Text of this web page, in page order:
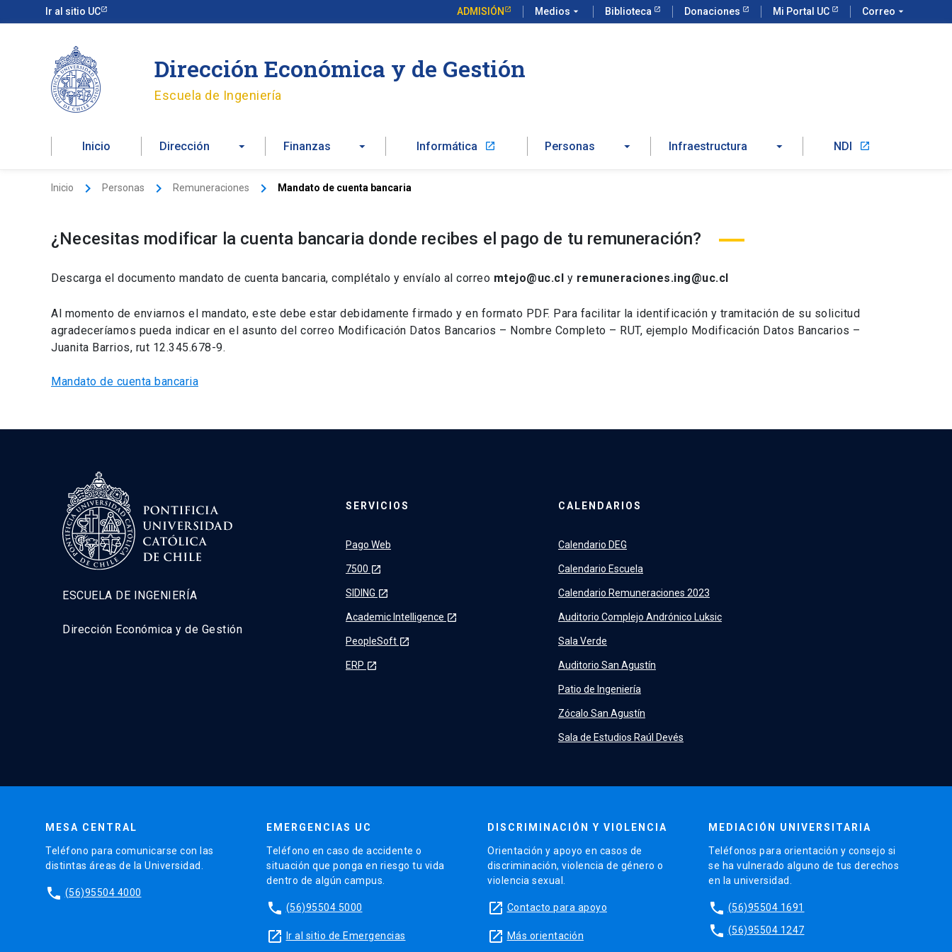
Ir al sitio UC ADMISIÓN Medios arrow_drop_down Biblioteca Donaciones Mi Portal UC Correo arrow_drop_down
al
Dirección Económica y de Gestión
Escuela de Ingeniería
Inicio Dirección Finanzas Informática launch Personas Infraestructura NDI launch
Inicio Personas Remuneraciones Mandato de cuenta bancaria
¿Necesitas modificar la cuenta bancaria donde recibes el pago de tu remuneración?
Descarga el documento mandato de cuenta bancaria, complétalo y envíalo al correo mtejo@uc.cl y remuneraciones.ing@uc.cl
Al momento de enviarnos el mandato, este debe estar debidamente firmado y en formato PDF. Para facilitar la identificación y tramitación de su solicitud
agradeceríamos pueda indicar en el asunto del correo Modificación Datos Bancarios – Nombre Completo – RUT, ejemplo Modificación Datos Bancarios –
Juanita Barrios, rut 12.345.678-9.
Mandato de cuenta bancaria
ESCUELA DE INGENIERÍA
Dirección Económica y de Gestión
SERVICIOS
Pago Web
7500 launch
SIDING launch
Academic Intelligence launch
PeopleSoft launch
ERP launch
CALENDARIOS
Calendario DEG
Calendario Escuela
Calendario Remuneraciones 2023
Auditorio Complejo Andrónico Luksic
Sala Verde
Auditorio San Agustín
Patio de Ingeniería
Zócalo San Agustín
Sala de Estudios Raúl Devés
MESA CENTRAL
Teléfono para comunicarse con las
distintas áreas de la Universidad.
phone (56)95504 4000
EMERGENCIAS UC
Teléfono en caso de accidente o
situación que ponga en riesgo tu vida
dentro de algún campus.
phone (56)95504 5000
launch Ir al sitio de Emergencias
DISCRIMINACIÓN Y VIOLENCIA
Orientación y apoyo en casos de
discriminación, violencia de género o
violencia sexual.
launch Contacto para apoyo
launch Más orientación
MEDIACIÓN UNIVERSITARIA
Teléfonos para orientación y consejo si
se ha vulnerado alguno de tus derechos
en la universidad.
phone (56)95504 1691
phone (56)95504 1247